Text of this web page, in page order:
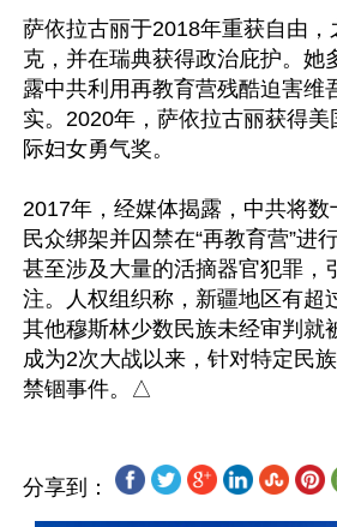
萨依拉古丽于2018年重获自由
克，并在瑞典获得政治庇护。她
露中共利用再教育营残酷迫害维
实。2020年，萨依拉古丽获得美
际妇女勇气奖。
2017年，经媒体揭露，中共将
民众绑架并囚禁在“再教育营”进
甚至涉及大量的活摘器官犯罪，
注。人权组织称，新疆地区有超
其他穆斯林少数民族未经审判就
成为2次大战以来，针对特定民
分享到：